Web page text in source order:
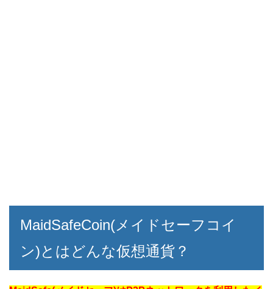
MaidSafeCoin(メイドセーフコイ
ン)とはどんな仮想通貨？